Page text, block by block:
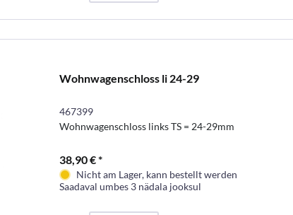
Wohnwagenschloss li 24-29
467399
Wohnwagenschloss links TS = 24-29mm
38,90 € *
Nicht am Lager, kann bestellt werden
Saadaval umbes 3 nädala jooksul